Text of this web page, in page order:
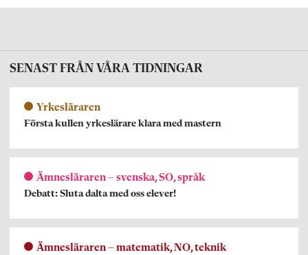
SENAST FRÅN VÅRA TIDNINGAR
Yrkesläraren
Första kullen yrkeslärare klara med mastern
Ämnesläraren – svenska, SO, språk
Debatt: Sluta dalta med oss elever!
Ämnesläraren – matematik, NO, teknik